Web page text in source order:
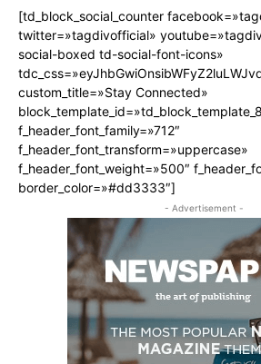
[td_block_social_counter
twitter=»tagdivofficial»
social-boxed td-social-font-icons»
custom_title=»Stay Connected»
f_header_font_family=»712″
f_header_font_transform=»uppercase»
f_header_font_weight=»500″
border_color=»#dd3333″]
- Advertisement -